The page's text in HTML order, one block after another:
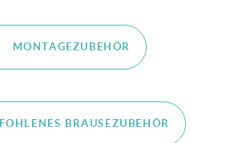
MONTAGEZUBEHÖR
BRAUSEZUBEHÖR